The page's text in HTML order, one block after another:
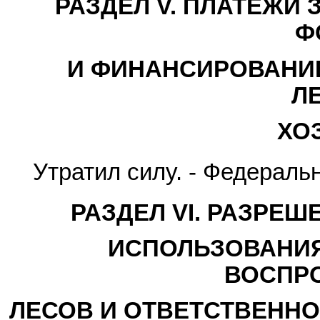
РАЗДЕЛ V.
И
Утратил силу. -
РАЗДЕЛ VI.
ЛЕСОВ И